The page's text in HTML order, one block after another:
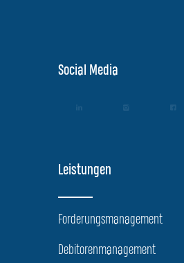
Social Media
Leistungen
Forderungsmanagement
Debitorenmanagement